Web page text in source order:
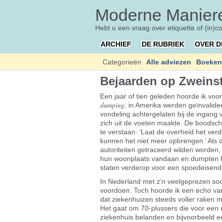
Moderne
Hebt u een vraag over etiquette of
ARCHIEF DE RUBRIEK OVER
Categorieën Alle adviezen Boeken
Bejaarden op
Een jaar of tien geleden hoorde ik
dumping: in Amerika werden
vondeling achtergelaten bij de ingang
zich uit de voeten maakte. De
te verstaan: ‘Laat de overheid het
kunnen het niet meer opbrengen.’
autoriteiten getraceerd wilden
hun woonplaats vandaan en
staten verderop voor een
In Nederland met z’n veelgeprezen
voordoen. Toch hoorde ik een echo
dat ziekenhuizen steeds voller raken
Het gaat om 70-plussers die voor
ziekenhuis belanden en bijvoorbeeld